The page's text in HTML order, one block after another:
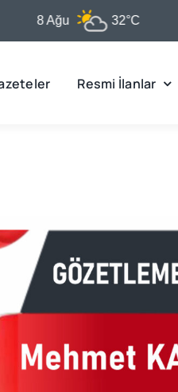
8 Ağu 32°C
Resmi İlanlar